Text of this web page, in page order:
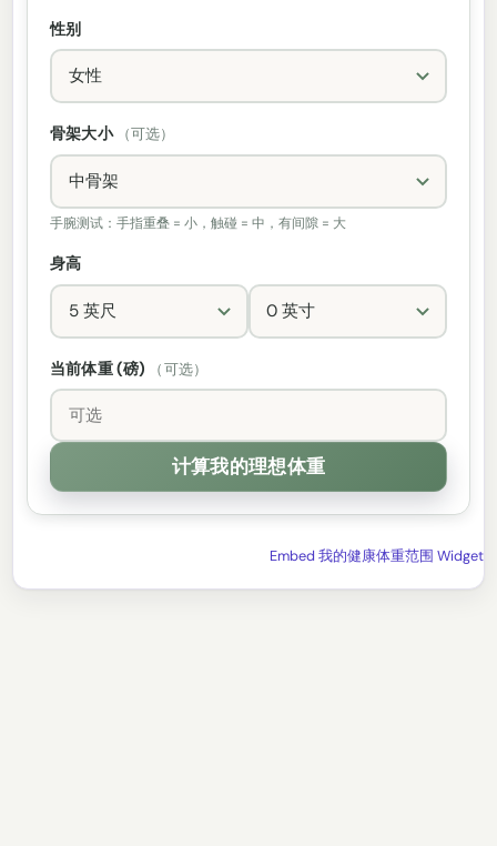
性别
骨架大小 （可选）
手腕测试：手指重叠 = 小，触碰 = 中，有间隙 = 大
身高
当前体重 (磅) （可选）
Embed 我的健康体重范围 Widget